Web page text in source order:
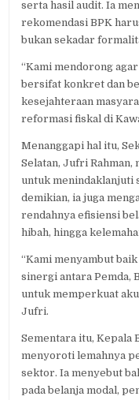
serta hasil audit. Ia
rekomendasi BPK
bukan sekadar
“Kami mendorong
bersifat konkret dan
kesejahteraan
reformasi fiskal di
Menanggapi hal itu,
Selatan, Jufri
untuk menindaklanjuti
demikian, ia juga
rendahnya efisiensi
hibah, hingga
“Kami menyambut
sinergi antara Pemda,
untuk memperkuat
Jufri.
Sementara itu, Kepala
menyoroti lemahnya
sektor. Ia menyebut
pada belanja modal,